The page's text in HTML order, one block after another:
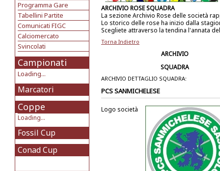
Programma Gare
Tabellini Partite
Comunicati FIGC
Calciomercato
Svincolati
Campionati
Loading...
Marcatori
Coppe
Loading...
Fossil Cup
Conad Cup
ARCHIVIO ROSE SQUADRA
La sezione Archivio Rose delle società
Lo storico delle rose ha inizio dalla
Scegliete attraverso la tendina l'annata
Torna Indietro
ARCHIVIO
SQUADRA
ARCHIVIO DETTAGLIO SQUADRA:
PCS SANMICHELESE
Logo società